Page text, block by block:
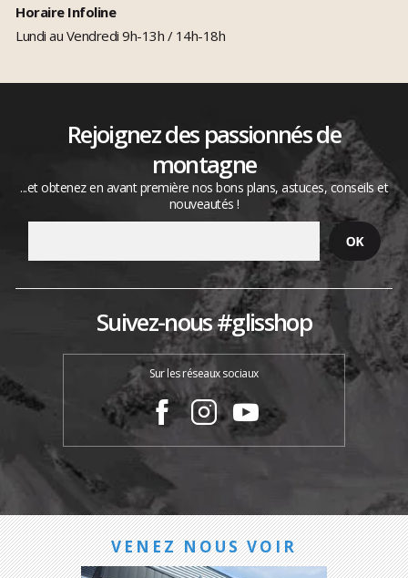
Horaire Infoline
Lundi au Vendredi 9h-13h / 14h-18h
Rejoignez des passionnés de
montagne
...et obtenez en avant première nos bons plans, astuces, conseils et
nouveautés !
Suivez-nous #glisshop
Sur les réseaux sociaux
VENEZ NOUS VOIR